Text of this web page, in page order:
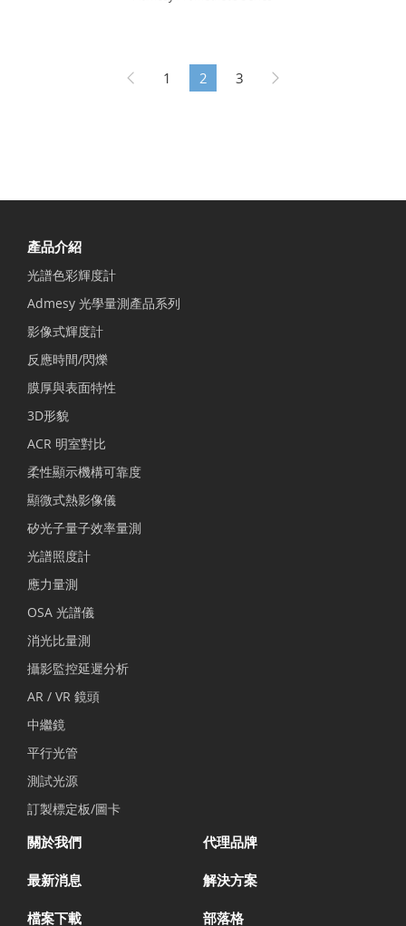
1 2 3
產品介紹
光譜色彩輝度計
Admesy 光學量測產品系列
影像式輝度計
反應時間/閃爍
膜厚與表面特性
3D形貌
ACR 明室對比
柔性顯示機構可靠度
顯微式熱影像儀
矽光子量子效率量測
光譜照度計
應力量測
OSA 光譜儀
消光比量測
攝影監控延遲分析
AR / VR 鏡頭
中繼鏡
平行光管
測試光源
訂製標定板/圖卡
關於我們 代理品牌
最新消息 解決方案
檔案下載 部落格